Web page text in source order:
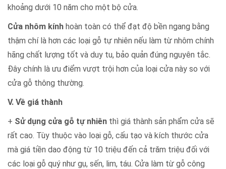
khoảng dưới 10 năm cho một bộ cửa.
Cửa nhôm kính hoàn toàn có thể đạt độ bền ngang bằng
thậm chí là hơn các loại gỗ tự nhiên nếu làm từ nhôm chính
hãng chất lượng tốt và duy tu, bảo quản đúng nguyên tắc.
Đây chính là ưu điểm vượt trội hơn của loại cửa này so với
cửa gỗ thông thường.
V. Về giá thành
+ Sử dụng cửa gỗ tự nhiên thì giá thành sản phẩm cửa sẽ
rất cao. Tùy thuộc vào loại gỗ, cấu tạo và kích thước cửa
mà giá tiền dao động từ 10 triệu đến cả trăm triệu đối với
các loại gỗ quý như gụ, sến, lim, táu. Cửa làm từ gỗ công